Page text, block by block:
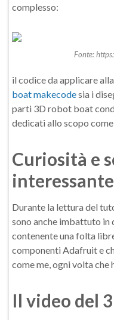
complesso:
Fonte:
il codice da applicare
boat makecodesia i
parti 3D robot boat
dedicati allo scopo come
Curiosità e
interessante
Durante la lettura del
sono anche imbattuto in
contenente una folta
componenti Adafruit e
come me, ogni volta che
Il video del